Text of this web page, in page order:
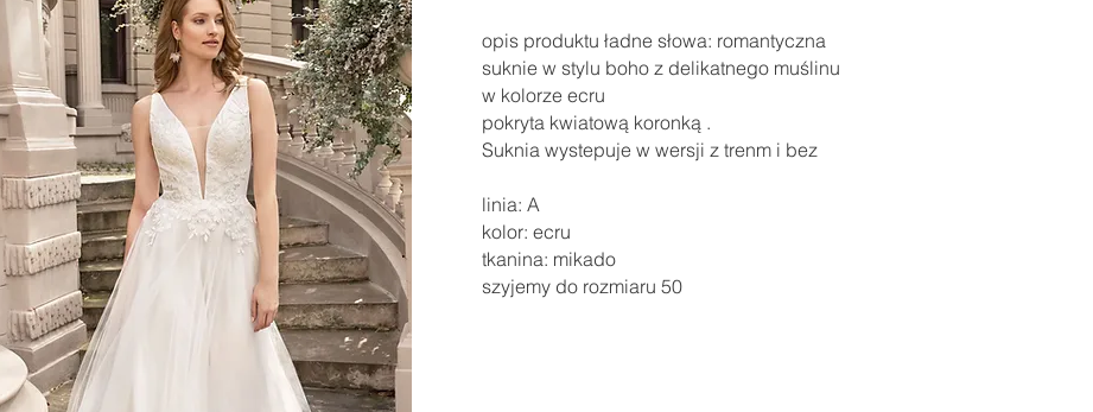
opis produktu ładne słowa: romantyczna
suknie w stylu boho z delikatnego muślinu
w kolorze ecru
pokryta kwiatową koronką .
Suknia wystepuje w wersji z trenm i bez
linia: A
kolor: ecru
tkanina: mikado
szyjemy do rozmiaru 50